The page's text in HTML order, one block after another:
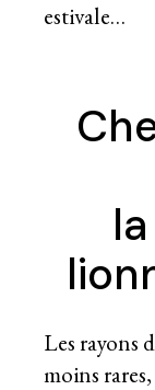
estivale…
Les rayons
moins